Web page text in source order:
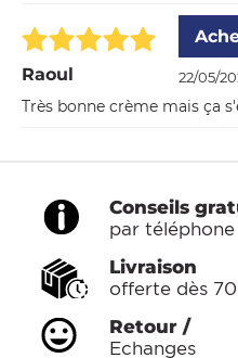
Raoul 22/05/
Très bonne crème mais ça
Conseils
par téléphone
Livraison
offerte dès
Retour /
Echanges